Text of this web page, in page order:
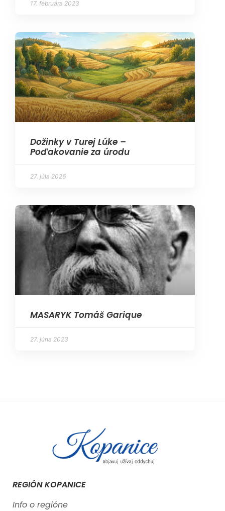
17. februára 2023
Dožinky v Turej Lúke –
Poďakovanie za úrodu
27. júla 2026
MASARYK Tomáš Garique
27. júna 2023
REGIÓN KOPANICE
Info o regióne